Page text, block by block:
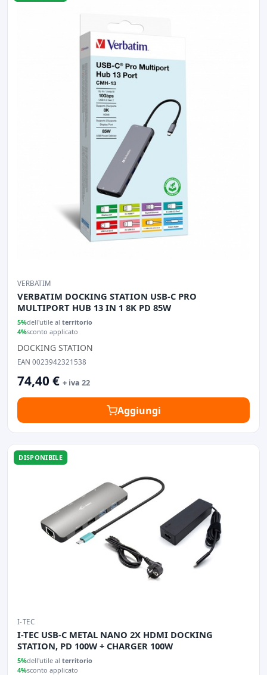
VERBATIM
VERBATIM DOCKING STATION USB-C PRO
MULTIPORT HUB 13 IN 1 8K PD 85W
5%dell'utile al territorio
4%sconto applicato
DOCKING STATION
EAN 0023942321538
74,40 € + iva 22
Aggiungi
DISPONIBILE
I-TEC
I-TEC USB-C METAL NANO 2X HDMI DOCKING
STATION, PD 100W + CHARGER 100W
5%dell'utile al territorio
4%sconto applicato